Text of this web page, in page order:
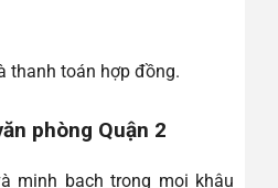
thanh toán hợp đồng.
phòng Quận 2
minh bạch trong mọi khâu